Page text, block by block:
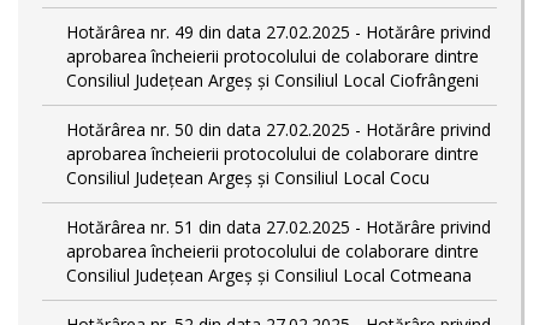
Hotărârea nr. 49 din data 27.02.2025 - Hotărâre privind
aprobarea încheierii protocolului de colaborare dintre
Consiliul Județean Argeș și Consiliul Local Ciofrângeni
Hotărârea nr. 50 din data 27.02.2025 - Hotărâre privind
aprobarea încheierii protocolului de colaborare dintre
Consiliul Județean Argeș și Consiliul Local Cocu
Hotărârea nr. 51 din data 27.02.2025 - Hotărâre privind
aprobarea încheierii protocolului de colaborare dintre
Consiliul Județean Argeș și Consiliul Local Cotmeana